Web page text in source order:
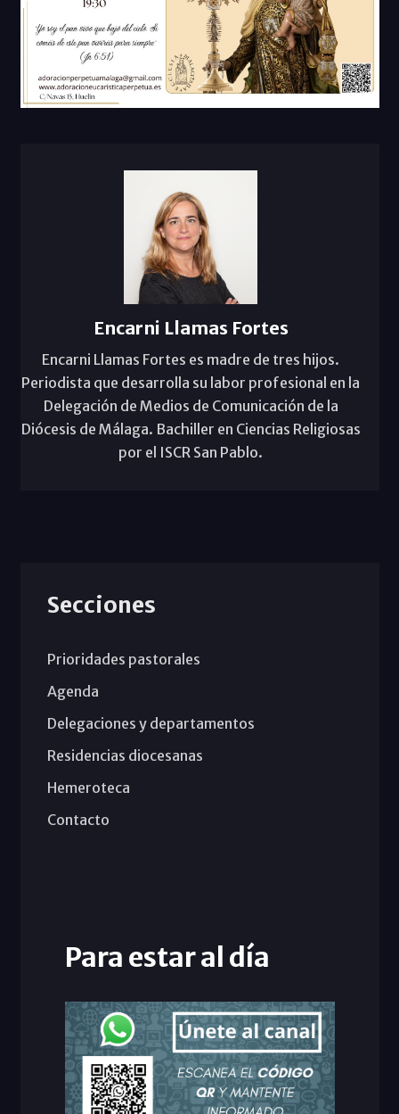
Encarni Llamas Fortes
Encarni Llamas Fortes es madre de tres hijos.
Periodista que desarrolla su labor profesional en la
Delegación de Medios de Comunicación de la
Diócesis de Málaga. Bachiller en Ciencias Religiosas
por el ISCR San Pablo.
Secciones
Prioridades pastorales
Agenda
Delegaciones y departamentos
Residencias diocesanas
Hemeroteca
Contacto
Para estar al día